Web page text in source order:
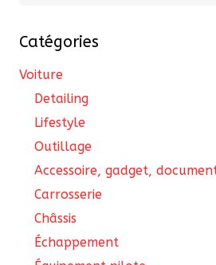
Catégories
Voiture
Detailing
Lifestyle
Outillage
Accessoire, gadget,
Carrosserie
Châssis
Échappement